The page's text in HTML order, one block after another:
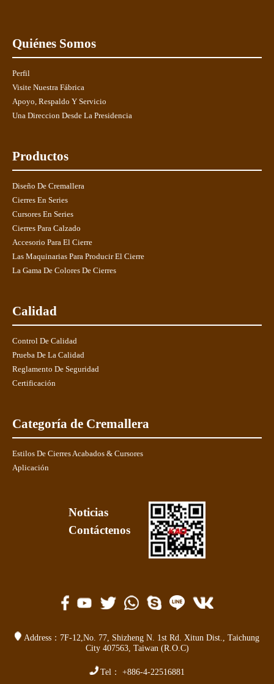
Quiénes Somos
Perfil
Visite Nuestra Fábrica
Apoyo, Respaldo Y Servicio
Una Direccion Desde La Presidencia
Productos
Diseño De Cremallera
Cierres En Series
Cursores En Series
Cierres Para Calzado
Accesorio Para El Cierre
Las Maquinarias Para Producir El Cierre
La Gama De Colores De Cierres
Calidad
Control De Calidad
Prueba De La Calidad
Reglamento De Seguridad
Certificación
Categoría de Cremallera
Estilos De Cierres Acabados & Cursores
Aplicación
Noticias
Contáctenos
Address： 7F-12,No. 77, Shizheng N. 1st Rd. Xitun Dist.
Taichung
City 407563, Taiwan (R.O.C)
Tel： +886-4-22516881